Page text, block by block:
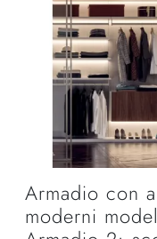
Armadio con
moderni